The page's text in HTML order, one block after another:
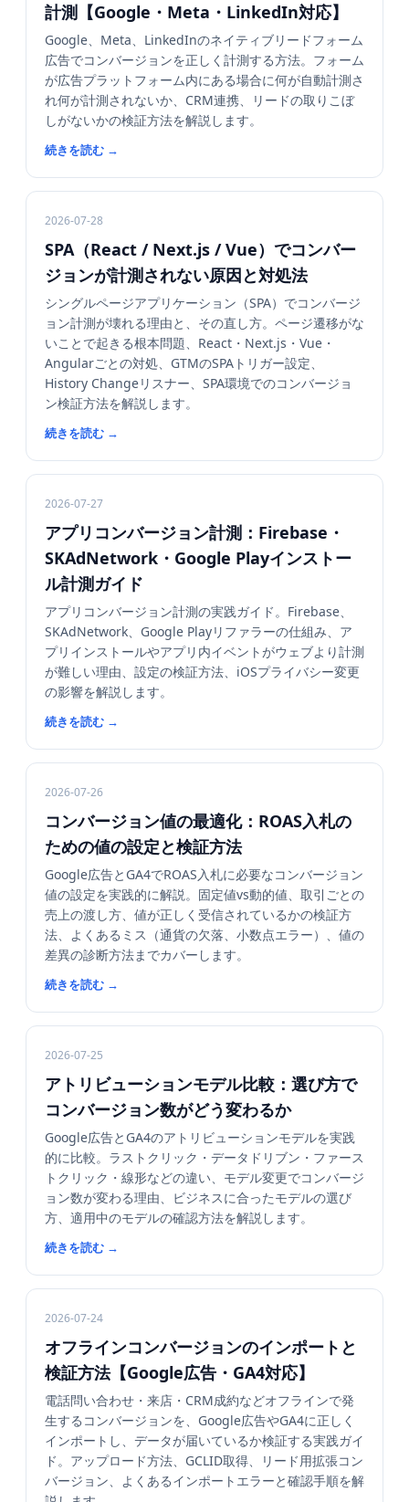
計測【Google・Meta・LinkedIn対応】
Google、Meta、LinkedInのネイティブリードフォーム
広告でコンバージョンを正しく計測する方法。フォーム
が広告プラットフォーム内にある場合に何が自動計測さ
れ何が計測されないか、CRM連携、リードの取りこぼ
しがないかの検証方法を解説します。
続きを読む →
2026-07-28
SPA（React / Next.js / Vue）でコンバー
ジョンが計測されない原因と対処法
シングルページアプリケーション（SPA）でコンバージ
ョン計測が壊れる理由と、その直し方。ページ遷移がな
いことで起きる根本問題、React・Next.js・Vue・
Angularごとの対処、GTMのSPAトリガー設定、
History Changeリスナー、SPA環境でのコンバージョ
ン検証方法を解説します。
続きを読む →
2026-07-27
アプリコンバージョン計測：Firebase・
SKAdNetwork・Google Playインストー
ル計測ガイド
アプリコンバージョン計測の実践ガイド。Firebase、
SKAdNetwork、Google Playリファラーの仕組み、ア
プリインストールやアプリ内イベントがウェブより計測
が難しい理由、設定の検証方法、iOSプライバシー変更
の影響を解説します。
続きを読む →
2026-07-26
コンバージョン値の最適化：ROAS入札の
ための値の設定と検証方法
Google広告とGA4でROAS入札に必要なコンバージョン
値の設定を実践的に解説。固定値vs動的値、取引ごとの
売上の渡し方、値が正しく受信されているかの検証方
法、よくあるミス（通貨の欠落、小数点エラー）、値の
差異の診断方法までカバーします。
続きを読む →
2026-07-25
アトリビューションモデル比較：選び方で
コンバージョン数がどう変わるか
Google広告とGA4のアトリビューションモデルを実践
的に比較。ラストクリック・データドリブン・ファース
トクリック・線形などの違い、モデル変更でコンバージ
ョン数が変わる理由、ビジネスに合ったモデルの選び
方、適用中のモデルの確認方法を解説します。
続きを読む →
2026-07-24
オフラインコンバージョンのインポートと
検証方法【Google広告・GA4対応】
電話問い合わせ・来店・CRM成約などオフラインで発
生するコンバージョンを、Google広告やGA4に正しく
インポートし、データが届いているか検証する実践ガイ
ド。アップロード方法、GCLID取得、リード用拡張コン
バージョン、よくあるインポートエラーと確認手順を解